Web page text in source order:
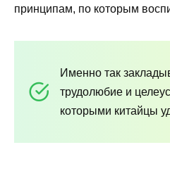
принципам, по которым
Именно так
трудолюбие и
которыми китайцы